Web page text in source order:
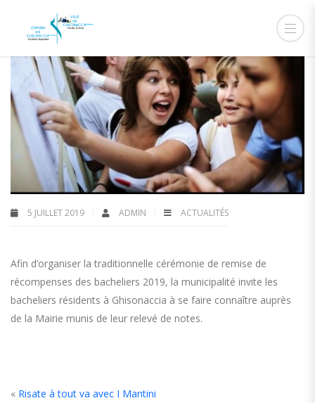
5 JUILLET 2019 ADMIN ACTUALITÉS
Afin d’organiser la traditionnelle cérémonie de remise de
récompenses des bacheliers 2019, la municipalité invite les
bacheliers résidents à Ghisonaccia à se faire connaître auprès
de la Mairie munis de leur relevé de notes.
« Risate à tout va avec I Mantini